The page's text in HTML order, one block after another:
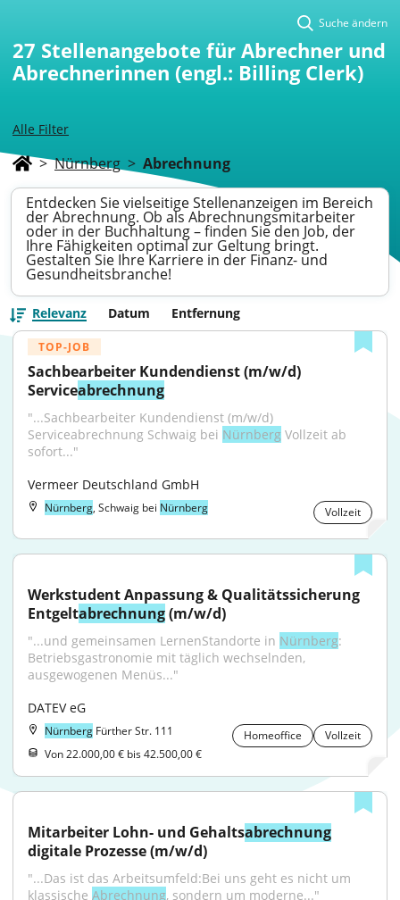
Alle Filter
Suche ändern
27 Stellenangebote für Abrechner und
Abrechnerinnen (engl.: Billing Clerk)
> Nürnberg > Abrechnung
Entdecken Sie vielseitige Stellenanzeigen im Bereich
der Abrechnung. Ob als Abrechnungsmitarbeiter
oder in der Buchhaltung – finden Sie den Job, der
Ihre Fähigkeiten optimal zur Geltung bringt.
Gestalten Sie Ihre Karriere in der Finanz- und
Gesundheitsbranche!
Relevanz Datum Entfernung
TOP-JOB
Sachbearbeiter Kundendienst (m/w/d)
Serviceabrechnung
"...Sachbearbeiter Kundendienst (m/w/d)
Serviceabrechnung Schwaig bei Nürnberg Vollzeit ab
sofort..."
Vermeer Deutschland GmbH
Nürnberg, Schwaig bei Nürnberg Vollzeit
Werkstudent Anpassung & Qualitätssicherung
Entgeltabrechnung (m/w/d)
"...und gemeinsamen LernenStandorte in Nürnberg:
Betriebsgastronomie mit täglich wechselnden,
ausgewogenen Menüs..."
DATEV eG
Nürnberg Fürther Str. 111 Homeoffice
Vollzeit
Von 22.000,00 € bis 42.500,00 €
Mitarbeiter Lohn- und Gehaltsabrechnung
digitale Prozesse (m/w/d)
"...Das ist das Arbeitsumfeld:Bei uns geht es nicht um
klassische Abrechnung, sondern um moderne..."